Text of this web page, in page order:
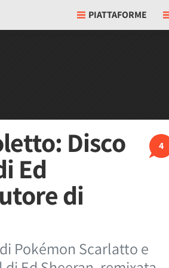
PIATTAFORME
4
Disco
Ed
di
Pokémon Scarlatto e